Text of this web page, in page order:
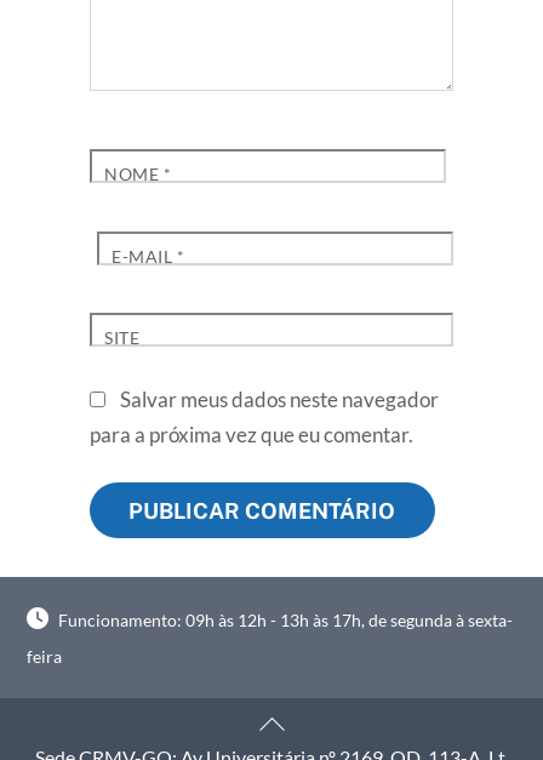
NOME *
E-MAIL *
SITE
Salvar meus dados neste navegador
para a próxima vez que eu comentar.
Funcionamento: 09h às 12h - 13h às 17h, de segunda à sexta-
feira
Back